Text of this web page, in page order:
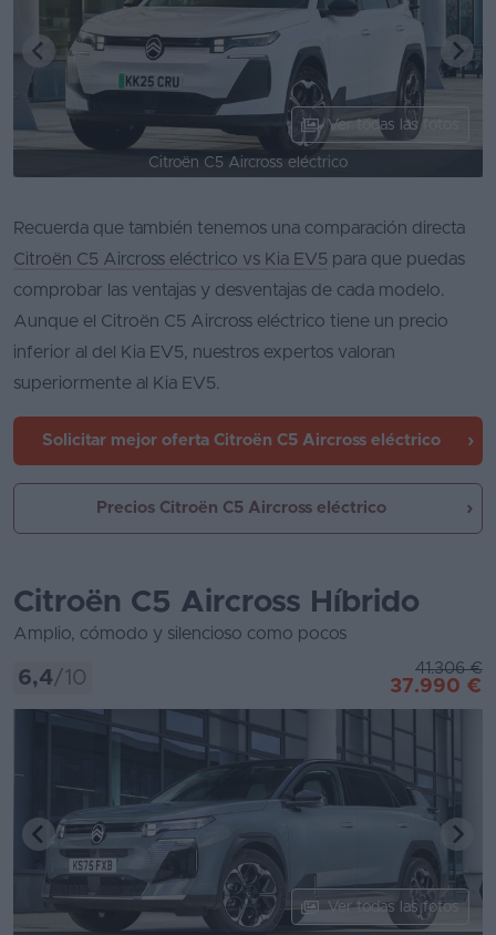
Ver todas las fotos
Citroën C5 Aircross eléctrico
Recuerda que también tenemos una comparación directa
Citroën C5 Aircross eléctrico vs Kia EV5 para que puedas
comprobar las ventajas y desventajas de cada modelo.
Aunque el Citroën C5 Aircross eléctrico tiene un precio
inferior al del Kia EV5, nuestros expertos valoran
superiormente al Kia EV5.
Solicitar mejor oferta Citroën C5 Aircross eléctrico
Precios Citroën C5 Aircross eléctrico
Citroën C5 Aircross Híbrido
Amplio, cómodo y silencioso como pocos
6,4/10 41.306 €
37.990 €
Ver todas las fotos